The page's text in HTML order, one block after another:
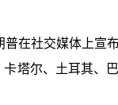
在社交媒体上宣
塔尔、土耳其